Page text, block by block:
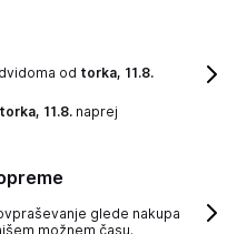
od torka, 11.8.
torka, 11.8. naprej
glede nakupa
možnem času.